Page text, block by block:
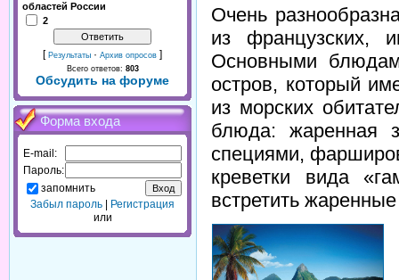
областей России
2
[ Результаты · Архив опросов ]
Всего ответов: 803
Обсудить на форуме
Форма входа
E-mail:
Пароль:
запомнить
Забыл пароль
Регистрация
или
Очень
из французских,
Основными
остров, который
из морских
блюда: жаренная
специями,
креветки вида
встретить